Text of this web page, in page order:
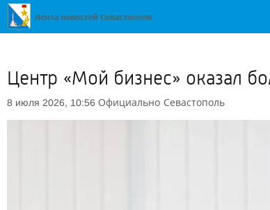
Центр «Мой бизнес» оказал
8 июля 2026, 10:56 Официально Севастополь